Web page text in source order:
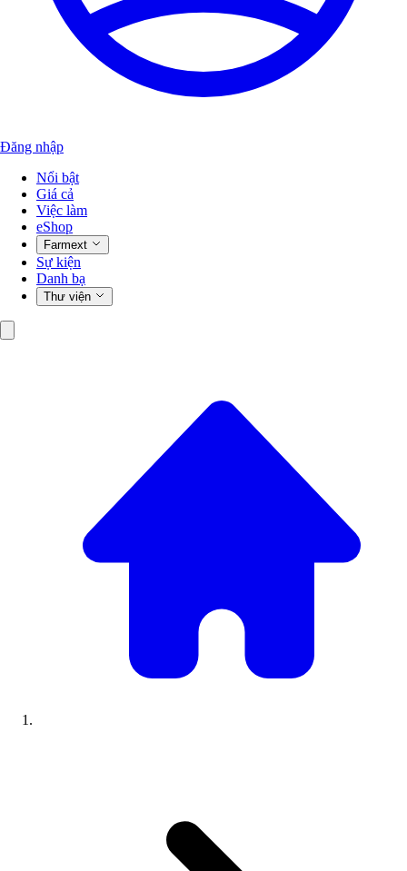
Đăng nhập
Nổi bật
Giá cả
Việc làm
eShop
Farmext
Sự kiện
Danh bạ
Thư viện